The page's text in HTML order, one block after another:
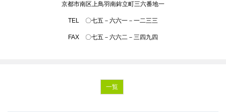
京都市南区上鳥羽南鉾立町三六番地一
TEL 〇七五－六六一－一二三三
FAX 〇七五－六六二－三四九四
一覧